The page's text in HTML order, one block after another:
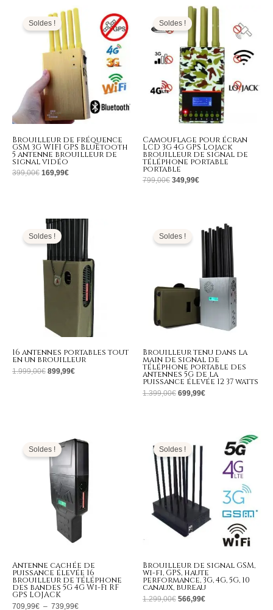
Soldes !
Brouilleur de fréquence
GSM 3G WIFI GPS Bluetooth
5 antenne brouilleur de
signal vidéo
399,00€
prix
initial
était :
399,00€.
169,99€
Le
prix
actuel
est :
169,99€.
Soldes !
Camouflage pour écran
LCD 3G 4G GPS Lojack
brouilleur de signal de
téléphone portable
portable
799,00€
initial
était :
799,00€.
349,99€
Le
prix
Soldes !
16 antennes portables tout
en un brouilleur
1.999,00€
Le
prix
initial
était :
1.999,00€.
899,99€
Le
prix
actuel
est :
899,99€.
Soldes !
Brouilleur tenu dans la
main de signal de
téléphone portable des
antennes 5G de la
puissance élevée 12 37 watts
1.399,00€
initial
était :
1.399,00€.
699,99€
prix
actuel
est :
699,99€.
Soldes !
Antenne cachée de
puissance élevée 16
brouilleur de téléphone
des bandes 5G 4G Wi-Fi RF
GPS LOJACK
709,99€ – 739,99€
de
prix : Soldes !
Brouilleur de signal GSM,
wi-fi, GPS, haute
performance, 3G, 4G, 5G, 10
canaux, bureau
1.299,00€
initial
était :
1.299,00€.
566,99€
566,99€.